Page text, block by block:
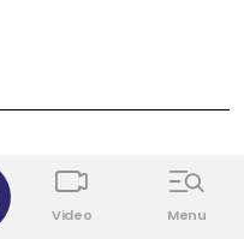
Video Menu